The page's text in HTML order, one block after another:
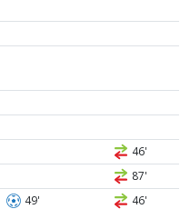
46'
87'
49' 46'